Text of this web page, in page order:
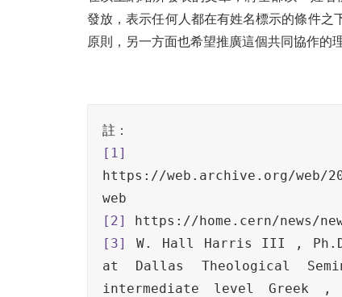
發放，表示任何人都在有姓名標示的條件
原則，另一方面也希望推廣這個共同協作的
[1]
https://web.archive.org/web/
[2]
[3]
W. Hall Harris III ,
at Dallas Theological
intermediate level Greek ,